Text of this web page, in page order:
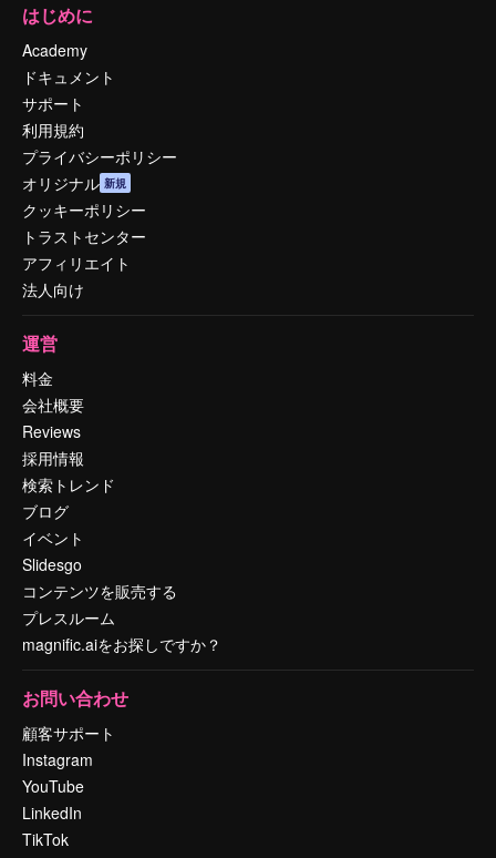
はじめに
Academy
ドキュメント
サポート
利用規約
プライバシーポリシー
オリジナル 新規
クッキーポリシー
トラストセンター
アフィリエイト
法人向け
運営
料金
会社概要
Reviews
採用情報
検索トレンド
ブログ
イベント
Slidesgo
コンテンツを販売する
プレスルーム
magnific.aiをお探しですか？
お問い合わせ
顧客サポート
Instagram
YouTube
LinkedIn
TikTok